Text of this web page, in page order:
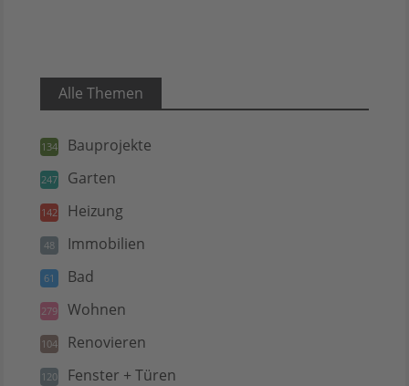
Alle Themen
134 Bauprojekte
247 Garten
142 Heizung
48 Immobilien
61 Bad
279 Wohnen
104 Renovieren
120 Fenster + Türen